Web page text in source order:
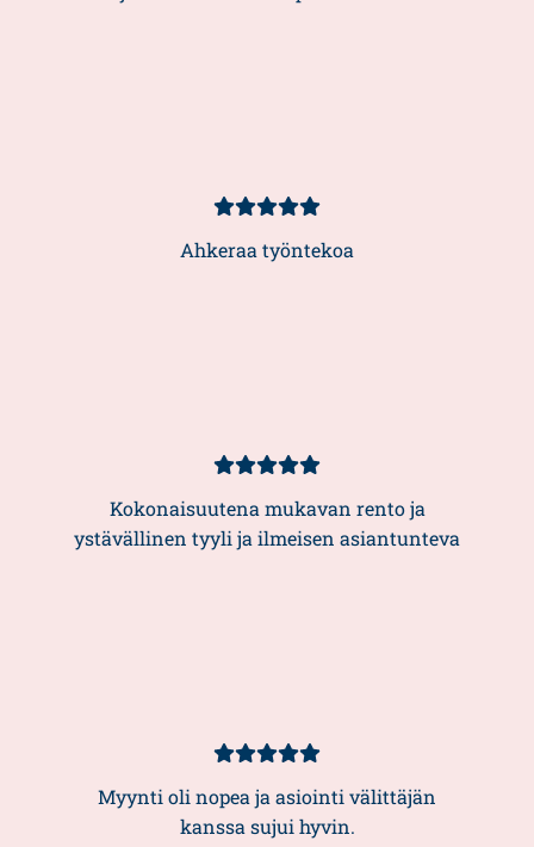
Asiakasarvio
Ahkeraa työntekoa
Asiakasarvio
5/5
Kokonaisuutena mukavan rento ja
ystävällinen tyyli ja ilmeisen asiantunteva
Asiakasarvio
Myynti oli nopea ja asiointi välittäjän
kanssa sujui hyvin.